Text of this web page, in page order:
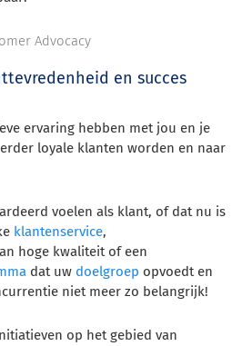
en succes
ervaring hebben met jou en je
loyale klanten worden en naar
voelen als klant, of dat nu is
klantenservice,
hoge kwaliteit of een
dat uw doelgroep opvoedt en
niet meer zo belangrijk!
op het gebied van